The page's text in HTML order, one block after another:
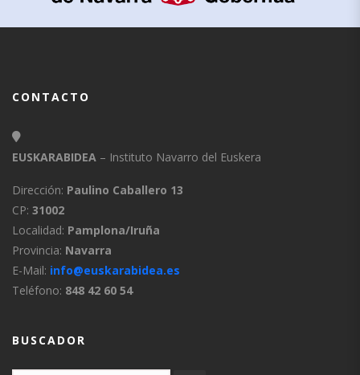
CONTACTO
EUSKARABIDEA – Instituto Navarro del Euskera
Dirección: Paulino Caballero 13
CP: 31002
Localidad: Pamplona/Iruña
Provincia: Navarra
E-Mail: info@euskarabidea.es
Teléfono: 848 42 60 54
BUSCADOR